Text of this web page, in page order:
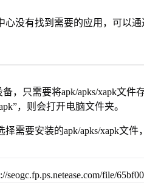
心没有找到需要的应用，可以
，只需要将apk/apks/xapk文
，则会打开电脑文件夹。
需要安装的apk/apks/xapk文件